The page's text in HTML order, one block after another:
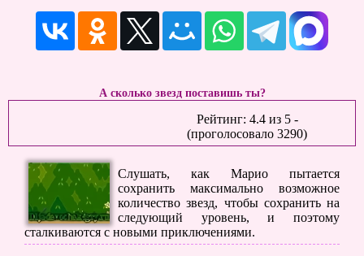
А сколько звезд поставишь ты?
Рейтинг: 4.4из 5-
(проголосовало 3290)
Слушать, как Марио пытается
сохранить максимально возможное
количество звезд, чтобы сохранить на
следующий уровень, и поэтому
сталкиваются с новыми приключениями.